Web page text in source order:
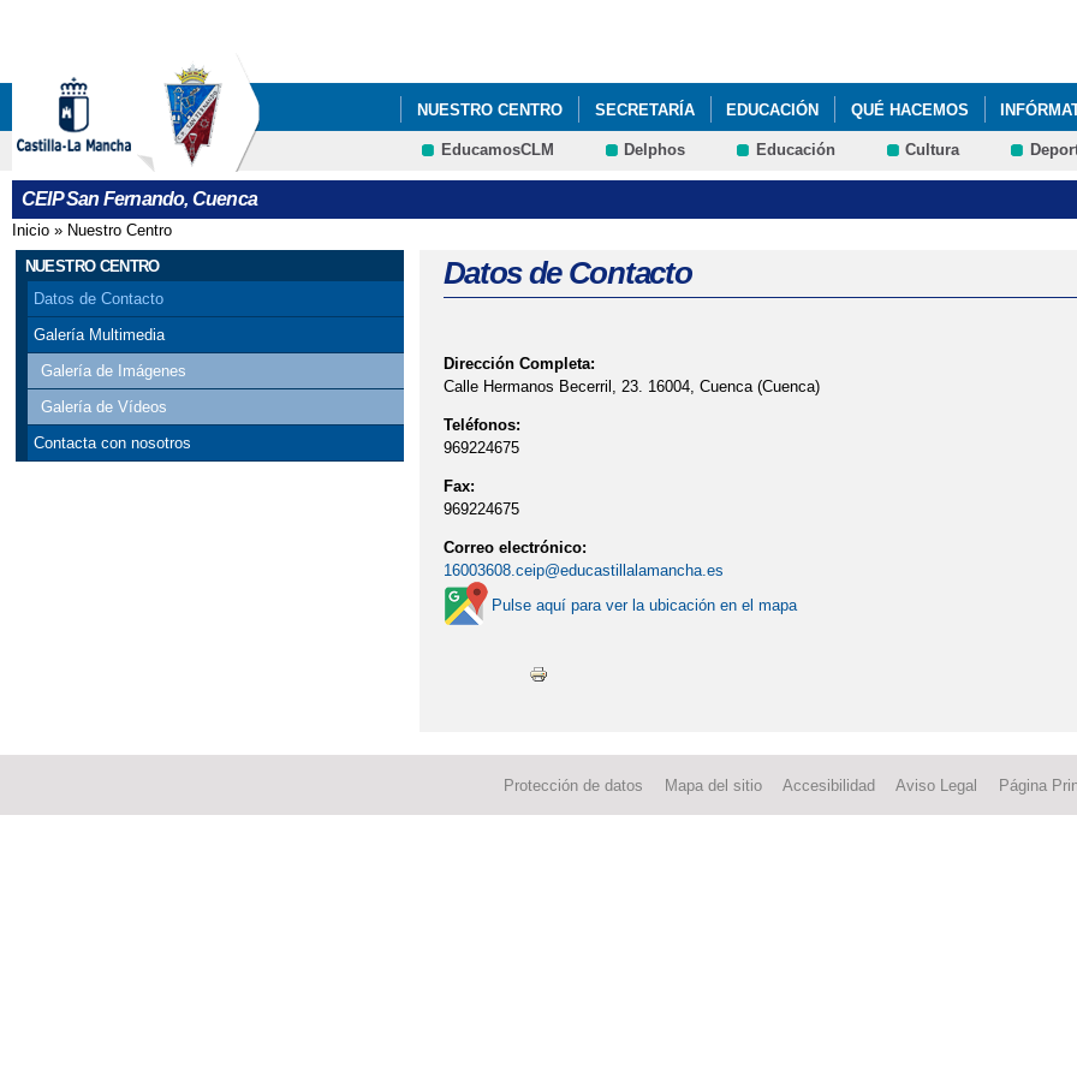
NUESTRO CENTRO SECRETARÍA EDUCACIÓN QUÉ HACEMOS
INFORMACIÓN FAMILIAS. PROCESO DE ADMISIÓN 2026-2027 MATERIALES
EducamosCLM Delphos Educación Cultura
CEIP San Fernando, Cuenca
Se encuentra usted aquí
Inicio » Nuestro Centro
NUESTRO CENTRO
Datos de Contacto
Galería Multimedia
Galería de Imágenes
Galería de Vídeos
Contacta con nosotros
Datos de Contacto
Dirección Completa:
Calle Hermanos Becerril, 23. 16004, Cuenca (Cuenca)
Teléfonos:
969224675
Fax:
969224675
Correo electrónico:
16003608.ceip@educastillalamancha.es
Pulse aquí para ver la ubicación en el mapa
Protección de datos Mapa del sitio Accesibilidad Aviso Legal Página